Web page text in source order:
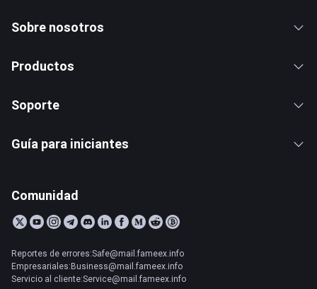
Sobre nosotros
Productos
Soporte
Guía para iniciantes
Comunidad
Reportes de errores:Safe@mail.fameex.info
Empresariales:Business@mail.fameex.info
Servicio al cliente:Service@mail.fameex.info